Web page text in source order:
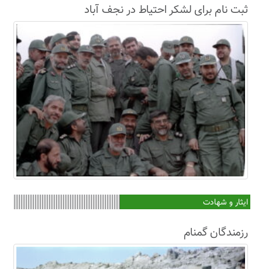
ثبت نام برای لشکر احتیاط در نجف آباد
ایثار و شهادت
رزمندگان گمنام